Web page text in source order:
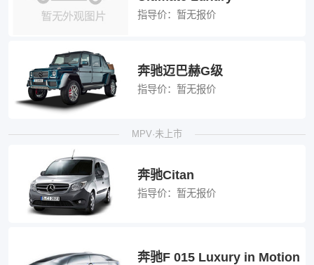
指导价： 暂无报价
奔驰迈巴赫G级
指导价： 暂无报价
MPV·未上市
奔驰Citan
指导价： 暂无报价
奔驰F 015 Luxury in Motion